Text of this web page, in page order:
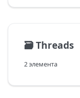
🗃️Threads
2 элемента